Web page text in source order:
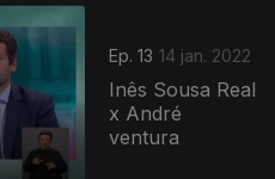
Ep. 13 14 jan. 2022
Inês Sousa Real
x André
ventura